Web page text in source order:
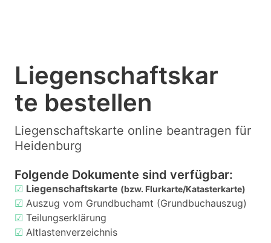
Liegenschaftskar
te bestellen
Liegenschaftskarte online beantragen für
Heidenburg
Folgende Dokumente sind verfügbar:
☑ Liegenschaftskarte (bzw. Flurkarte/Katasterkarte)
☑ Auszug vom Grundbuchamt (Grundbuchauszug)
☑ Teilungserklärung
☑ Altlastenverzeichnis